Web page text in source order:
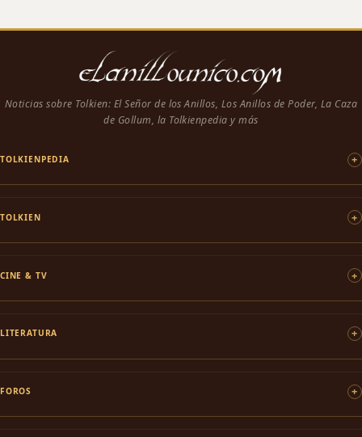
Noticias sobre Tolkien: El Señor de los Anillos, Los Anillos de Poder, La Caza
de Gollum, la Tolkienpedia y más
TOLKIENPEDIA
TOLKIEN
CINE & TV
LITERATURA
FOROS